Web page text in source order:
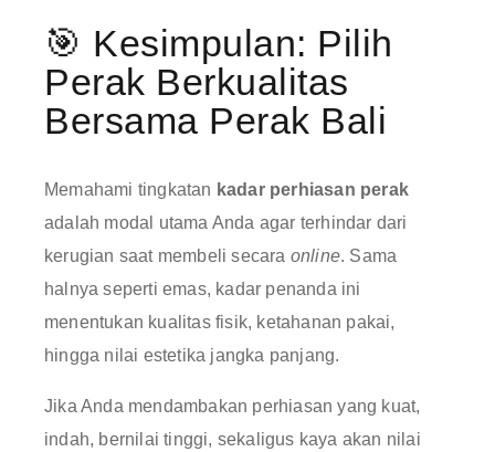
🎯 Kesimpulan: Pilih
Perak Berkualitas
Bersama Perak Bali
Memahami tingkatan kadar perhiasan perak
adalah modal utama Anda agar terhindar dari
kerugian saat membeli secara online. Sama
halnya seperti emas, kadar penanda ini
menentukan kualitas fisik, ketahanan pakai,
hingga nilai estetika jangka panjang.
Jika Anda mendambakan perhiasan yang kuat,
indah, bernilai tinggi, sekaligus kaya akan nilai